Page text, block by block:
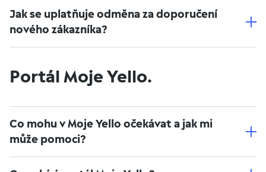
Jak se uplatňuje odměna za doporučení
nového zákazníka?
Portál Moje Yello.
Co mohu v Moje Yello očekávat a jak mi
může pomoci?